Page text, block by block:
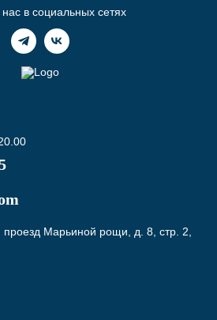
в социальных сетях
проезд Марьиной рощи, д. 8, стр. 2,